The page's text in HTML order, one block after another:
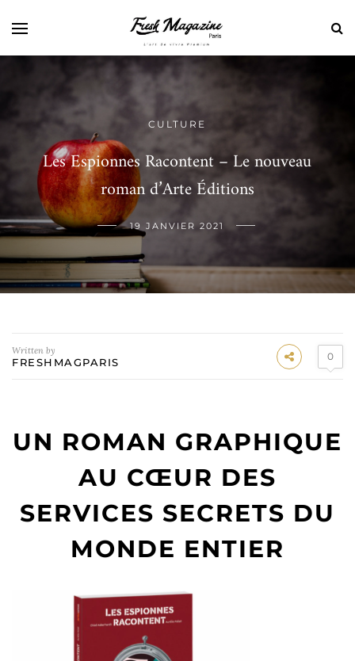
CULTURE
Les Espionnes Racontent – Le nouveau
roman d’Arte Éditions
19 JANVIER 2021
Written by
FRESHMAGPARIS 0
UN ROMAN GRAPHIQUE
AU CŒUR DES
SERVICES SECRETS DU
MONDE ENTIER